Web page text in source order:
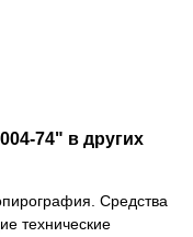
74" в других
Средства
технические